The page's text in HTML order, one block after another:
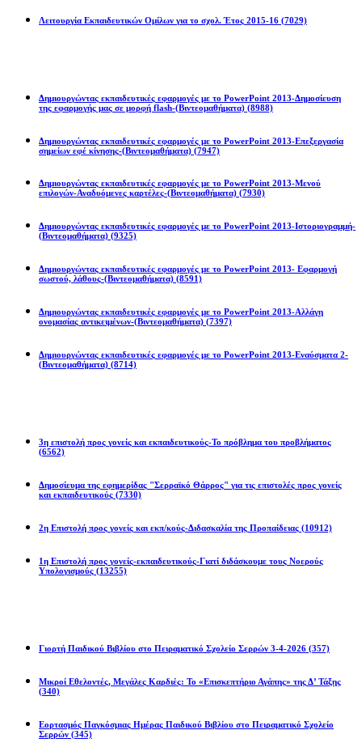
Λειτουργία Εκπαιδευτικών Ομίλων για το σχολ. Έτος 2015-16 (7029)
Δημιουργώντας εκπαιδευτικές εφαρμογές με το PowerPoint 2013-Δημοσίευση
της εφαρμογής μας σε μορφή flash-(Βιντεομαθήματα) (8988)
Δημιουργώντας εκπαιδευτικές εφαρμογές με το PowerPoint 2013-Επεξεργασία
σημείων εφέ κίνησης-(Βιντεομαθήματα) (7947)
Δημιουργώντας εκπαιδευτικές εφαρμογές με το PowerPoint 2013-Μενού
επιλογών-Αναδυόμενες καρτέλες-(Βιντεομαθήματα) (7930)
Δημιουργώντας εκπαιδευτικές εφαρμογές με το PowerPoint 2013-Ιστοριογραμμή-
(Βιντεομαθήματα) (9325)
Δημιουργώντας εκπαιδευτικές εφαρμογές με το PowerPoint 2013- Εφαρμογή
σωστού, λάθους-(Βιντεομαθήματα) (8591)
Δημιουργώντας εκπαιδευτικές εφαρμογές με το PowerPoint 2013-Αλλάγη
ονομασίας αντικειμένων-(Βιντεομαθήματα) (7397)
Δημιουργώντας εκπαιδευτικές εφαρμογές με το PowerPoint 2013-Εναύσματα 2-
(Βιντεομαθήματα) (8714)
3η επιστολή προς γονείς και εκπαιδευτικούς-Το πρόβλημα του προβλήματος
(6562)
Δημοσίευμα της εφημερίδας "Σερραϊκό Θάρρος" για τις επιστολές προς γονείς
και εκπαιδευτικούς (7330)
2η Eπιστολή προς γονείς και εκπ/κούς-Διδασκαλία της Προπαίδειας (10912)
1η Επιστολή προς γονείς-εκπαιδευτικούς-Γιατί διδάσκουμε τους Νοερούς
Υπολογισμούς (13255)
Γιορτή Παιδικού Βιβλίου στο Πειραματικό Σχολείο Σερρών 3-4-2026 (357)
Μικροί Εθελοντές, Μεγάλες Καρδιές: Το «Επισκεπτήριο Αγάπης» της Δ’ Τάξης
(340)
Εορτασμός Παγκόσμιας Ημέρας Παιδικού Βιβλίου στο Πειραματικό Σχολείο
Σερρών (345)